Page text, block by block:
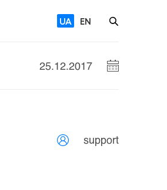
UA EN
25.12.2017
support